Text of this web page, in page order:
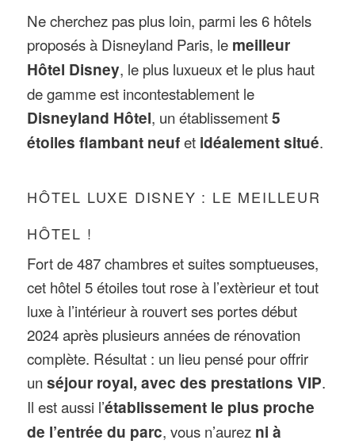
Ne cherchez pas plus loin, parmi les 6 hôtels
proposés à Disneyland Paris, le meilleur
Hôtel Disney, le plus luxueux et le plus haut
de gamme est incontestablement le
Disneyland Hôtel, un établissement5
étoiles flambant neufet idéalement situé.
HÔTEL LUXE DISNEY : LE MEILLEUR
HÔTEL !
Fort de 487 chambres et suites somptueuses,
cet hôtel 5 étoiles tout rose à l’extèrieur et tout
luxe à l’intérieur à rouvert ses portes début
2024 après plusieurs années de rénovation
complète. Résultat : un lieu pensé pour offrir
unséjour royal, avec des prestations VIP.
Il est aussi l’établissement le plus proche
de l’entrée du parc, vous n’aurez ni à